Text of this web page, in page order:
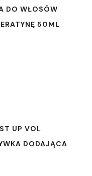
DO WŁOSÓW
50ML
UP VOL
DODAJĄCA